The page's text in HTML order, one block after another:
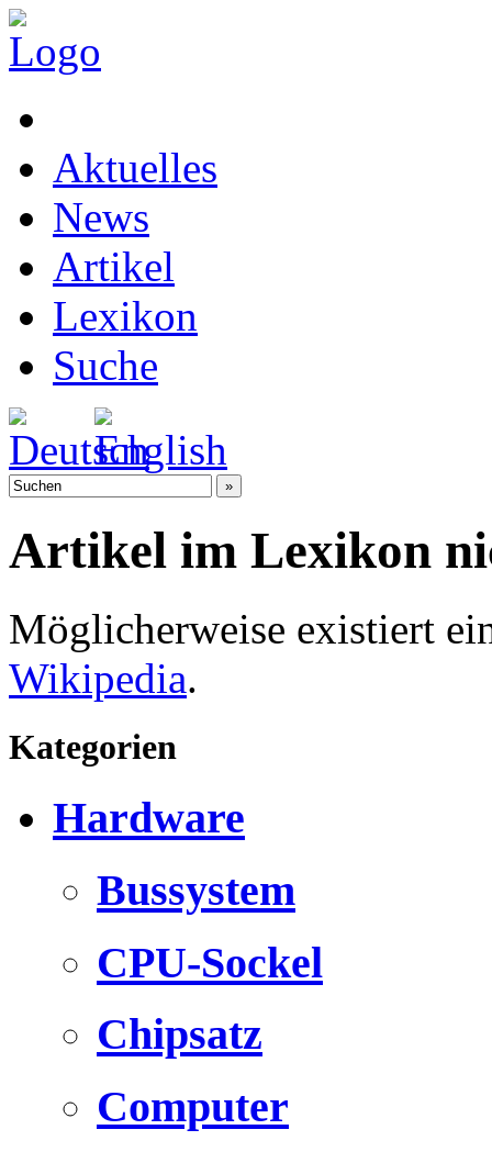
Aktuelles
News
Artikel
Lexikon
Suche
Artikel im Lexikon
Möglicherweise existiert
Wikipedia.
Kategorien
Hardware
Bussystem
CPU-Sockel
Chipsatz
Computer